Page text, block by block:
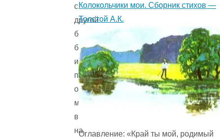
с
другой
березой
белой
издали
перекликаются;
осинка
молодая
вышла
на
Колокольчики мои. Сборник стихов —
Толстой А.К.
Оглавление: «Край ты мой, родимый